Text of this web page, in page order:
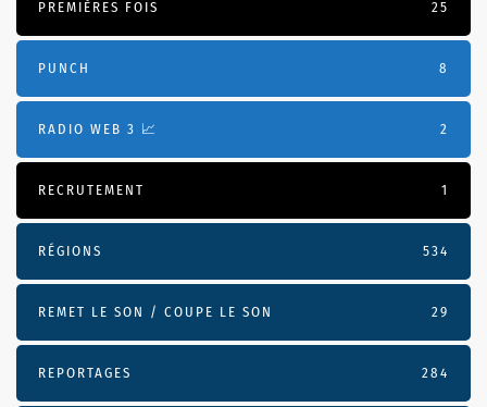
PREMIÈRES FOIS 25
PUNCH 8
RADIO WEB 3 📈 2
RECRUTEMENT 1
RÉGIONS 534
REMET LE SON / COUPE LE SON 29
REPORTAGES 284